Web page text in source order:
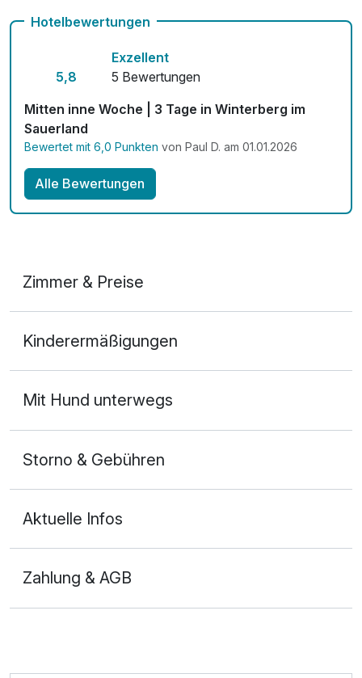
Hotelbewertungen
5,8
Exzellent
5 Bewertungen
Mitten inne Woche | 3 Tage in Winterberg im
Sauerland
Bewertet mit 6,0 Punkten von Paul D. am 01.01.2026
Alle Bewertungen
Zimmer & Preise
2 Erwachsene und 1 Kind
Kinderermäßigungen
Mit Hund unterwegs
Storno & Gebühren
Aktuelle Infos
Zahlung & AGB